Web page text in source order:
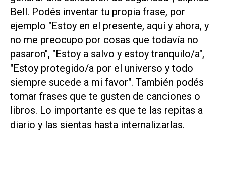
Bell. Podés inventar tu propia frase, por
ejemplo "Estoy en el presente, aquí y ahora, y
no me preocupo por cosas que todavía no
pasaron", "Estoy a salvo y estoy tranquilo/a",
"Estoy protegido/a por el universo y todo
siempre sucede a mi favor". También podés
tomar frases que te gusten de canciones o
libros. Lo importante es que te las repitas a
diario y las sientas hasta internalizarlas.